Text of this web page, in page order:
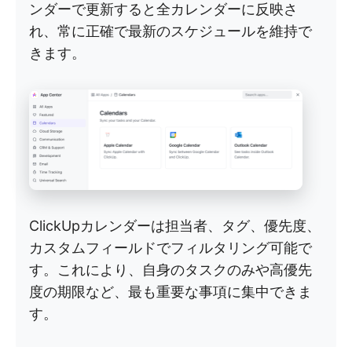
ンダーで更新すると全カレンダーに反映さ
れ、常に正確で最新のスケジュールを維持で
きます。
ClickUpカレンダーは担当者、タグ、優先度、
カスタムフィールドでフィルタリング可能で
す。これにより、自身のタスクのみや高優先
度の期限など、最も重要な事項に集中できま
す。